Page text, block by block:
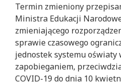
Termin zmieniony
Ministra Edukacji
zmieniającego
sprawie czasowego
jednostek systemu oświaty
zapobieganiem,
COVID-19 do dnia 10